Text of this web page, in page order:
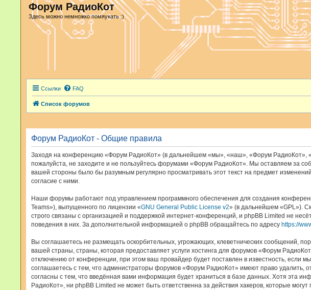
Форум РадиоКот
Здесь можно немножко помяукать :)
Ссылки FAQ
Список форумов
Форум РадиоКот - Общие правила
Заходя на конференцию «Форум РадиоКот» (в дальнейшем «мы», «наш», «Форум РадиоКот»,
пожалуйста, не заходите и не пользуйтесь форумами «Форум РадиоКот». Мы оставляем за
вашей стороны было бы разумным регулярно просматривать этот текст на предмет
согласие с ними.
Наши форумы работают под управлением программного обеспечения для создания
Teams»), выпущенного по лицензии «GNU General Public License v2» (в дальнейшем «GPL»).
строго связаны с организацией и поддержкой интернет-конференций, и phpBB Limited не
поведения в них. За дополнительной информацией о phpBB обращайтесь по адресу https://
Вы соглашаетесь не размещать оскорбительных, угрожающих, клеветнических сообщений,
вашей страны, страны, которая предоставляет услуги хостинга для форумов «Форум
отключению от конференции, при этом ваш провайдер будет поставлен в известность, если
соглашаетесь с тем, что администраторы форумов «Форум РадиоКот» имеют право удалить,
согласны с тем, что введённая вами информация будет храниться в базе данных. Хотя эта
РадиоКот», ни phpBB Limited не может быть ответственна за действия хакеров, которые